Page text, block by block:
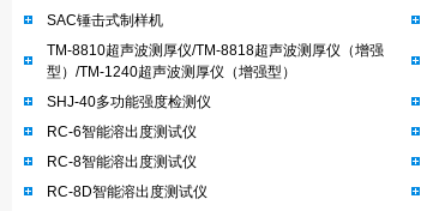
SAC锤击式制样机
TM-8810超声波测厚仪/TM-8818超声波测厚仪（增强
型）/TM-1240超声波测厚仪（增强型）
SHJ-40多功能强度检测仪
RC-6智能溶出度测试仪
RC-8智能溶出度测试仪
RC-8D智能溶出度测试仪